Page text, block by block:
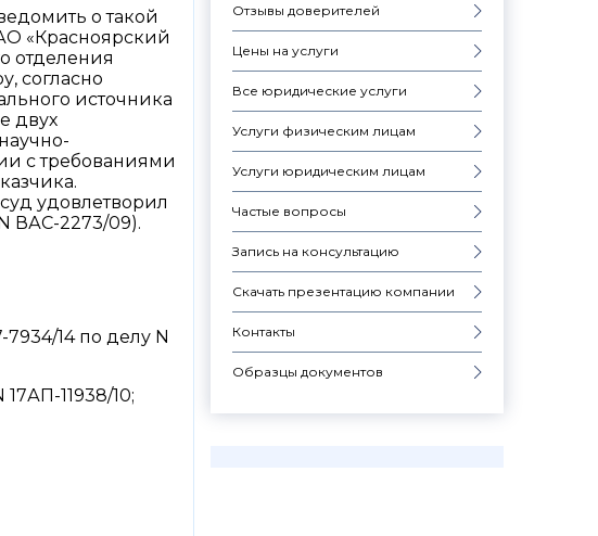
Отзывы доверителей
Цены на услуги
Все юридические услуги
Услуги физическим лицам
Услуги юридическим лицам
Частые вопросы
Запись на консультацию
Скачать презентацию компании
Контакты
Образцы документов
о такой
«Красноярский
отделения
согласно
источника
двух
с требованиями
удовлетворил
ВАС-2273/09).
14 по делу N
11938/10;